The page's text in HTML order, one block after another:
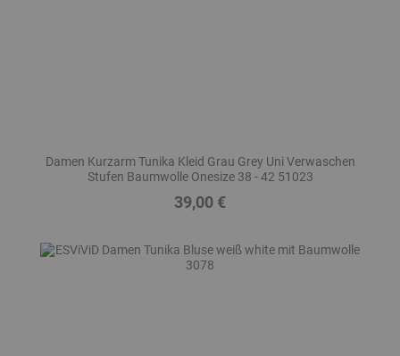
Damen Kurzarm Tunika Kleid Grau Grey Uni Verwaschen
Stufen Baumwolle Onesize 38 - 42 51023
Preis
39,00 €